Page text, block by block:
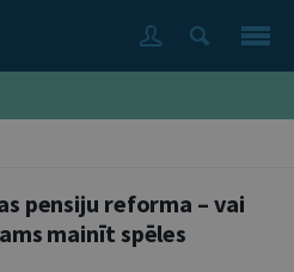
pensiju reforma – vai
mainīt spēles